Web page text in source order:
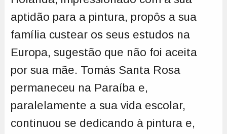
aptidão para a pintura, propôs a sua
família custear os seus estudos na
Europa, sugestão que não foi aceita
por sua mãe. Tomás Santa Rosa
permaneceu na Paraíba e,
paralelamente a sua vida escolar,
continuou se dedicando à pintura e,